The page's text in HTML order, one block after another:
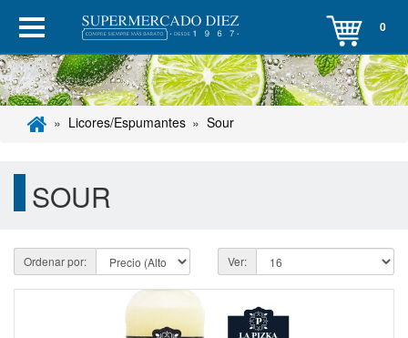
0
Licores/Espumantes Sour
SOUR
Ordenar por: Ver: